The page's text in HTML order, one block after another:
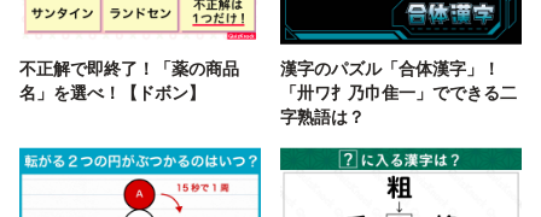
不正解で即終了！「薬の商品
名」を選べ！【ドボン】
漢字のパズル「合体漢字」！
「卅ワ扌乃巾隹一」でできる二
字熟語は？